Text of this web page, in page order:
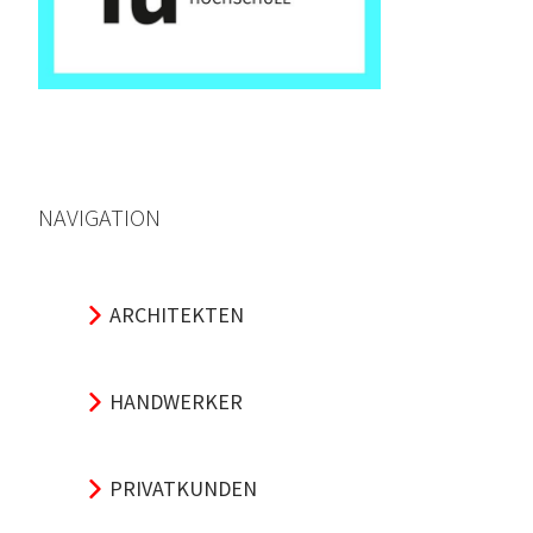
NAVIGATION
ARCHITEKTEN
HANDWERKER
PRIVATKUNDEN